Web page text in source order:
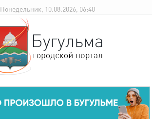
Понедельник, 10.08.2026, 06:40